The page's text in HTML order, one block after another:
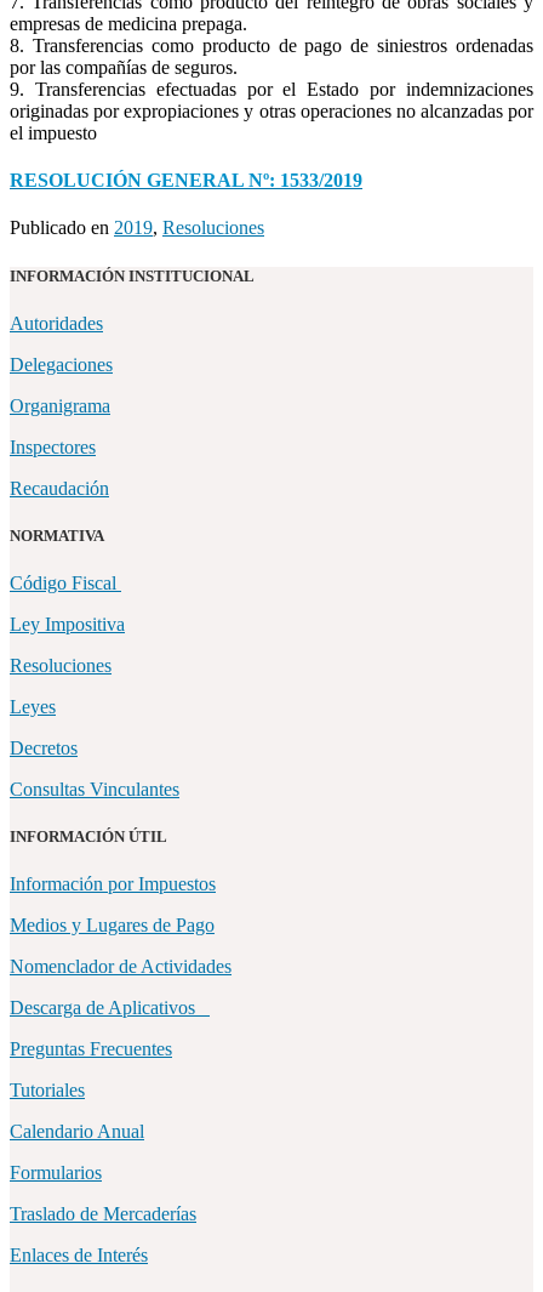
empresas de medicina prepaga.
8. Transferencias como producto de pago de siniestros ordenadas
por las compañías de seguros.
9. Transferencias efectuadas por el Estado por indemnizaciones
originadas por expropiaciones y otras operaciones no alcanzadas por
el impuesto
RESOLUCIÓN GENERAL Nº: 1533/2019
Publicado en 2019, Resoluciones
INFORMACIÓN INSTITUCIONAL
Autoridades
Delegaciones
Organigrama
Inspectores
Recaudación
NORMATIVA
Código Fiscal
Ley Impositiva
Resoluciones
Leyes
Decretos
Consultas Vinculantes
INFORMACIÓN ÚTIL
Información por Impuestos
Medios y Lugares de Pago
Nomenclador de Actividades
Descarga de Aplicativos
Preguntas Frecuentes
Tutoriales
Calendario Anual
Formularios
Traslado de Mercaderías
Enlaces de Interés